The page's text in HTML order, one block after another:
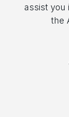
assist you
the